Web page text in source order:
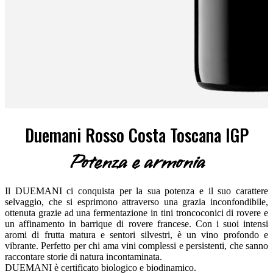
Duemani Rosso Costa Toscana IGP
Potenza e armonia
Il DUEMANI ci conquista per la sua potenza e il suo carattere
selvaggio, che si esprimono attraverso una grazia inconfondibile,
ottenuta grazie ad una fermentazione in tini troncoconici di rovere e
un affinamento in barrique di rovere francese. Con i suoi intensi
aromi di frutta matura e sentori silvestri, è un vino profondo e
vibrante. Perfetto per chi ama vini complessi e persistenti, che sanno
raccontare storie di natura incontaminata.
DUEMANI è certificato biologico e biodinamico.